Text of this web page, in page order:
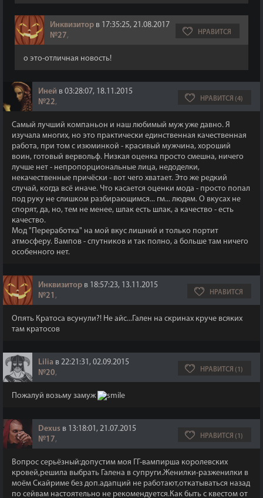
Инквизитор в 17:35:25, 21.08.2017
№27, НРАВИТСЯ
о это-отличная новость!
Иней в 03:28:07, 18.11.2015
№22, НРАВИТСЯ (4)
Самый лучший компаньон и наш любимый муж уже давно. Я
изучала многих, но это практически единственная качественная
работа, при том с изюминкой - красивый мужчина, хороший
воин, готовый вервольф. Низкая оценка просто смешна, ничего
лучше нет - непропорциональные лица, недоделки,
некачественные причёски - вот чего хватает. Это же редкий
случай, когда всё иначе. Что касается оценки мода - просто попал
под руку не слишком разбирающимся... гм... людям. О вкусах не
спорят, да, но, тем не менее, шлак есть шлак, а качество - есть
качество.
Мод "Переработка" на мой вкус лишний и только портит
атмосферу. Вампов - спутников и так полно, а больше там ничего
особенного нет.
Инквизитор в 18:57:23, 13.11.2015
№21 , НРАВИТСЯ
Опять Кратоса всунули?! Не айс...Гален на скринах круче всяких
там кратосов
Lilia в 22:21:31, 02.09.2015
№20, НРАВИТСЯ (1)
Пожалуй возьму замуж
Dexus в 13:18:01, 21.07.2015
№17, НРАВИТСЯ (1)
Вопрос серьёзный:допустим моя ГГ-вампирша королевских
кровей,решила выбрать Галена в супруги.Женилки-разженилки в
моём Скайриме без доп.адапций не работают,откатываться назад
по сейвам настоятельно не рекомендуется.Как быть с квестом от